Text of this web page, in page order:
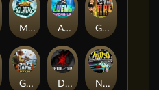
Marlin Masters Atlantis Aliens Among Us Grug Make Fire
Great Game Rockies Death Becomes You Nitro Nights